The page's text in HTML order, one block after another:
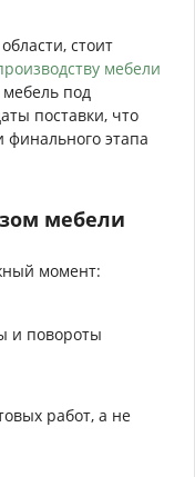
стоит
мебели
под
поставки, что
этапа
мебели
момент:
и повороты
работ, а не